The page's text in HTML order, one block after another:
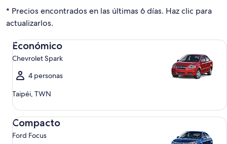
* Precios encontrados en las últimas 6 días. Haz clic para
actualizarlos.
Económico
Chevrolet Spark
4 personas
Taipéi, TWN
Económico Chevrolet Spark
Compacto
Ford Focus
Compacto Ford Focus